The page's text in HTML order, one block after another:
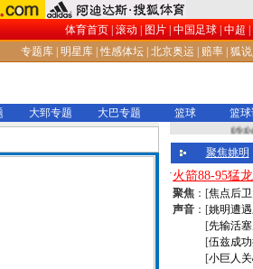
体育首页| 滚动 图片| 中国足球| 中超
专题库 明星库 |性感体坛 北京奥运 赔率 狐
大郅专题 大巴专题 篮球 篮
聚焦姚明
·火箭88-95猛
聚焦 ：[焦点后
声音 ：[姚明遭
[先输活
[伍兹成
[小巨人